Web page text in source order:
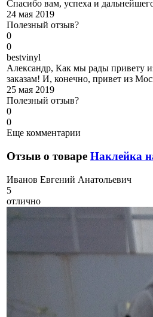
Спасибо вам, успеха и
24 мая 2019
Полезный отзыв?
0
0
bestvinyl
Александр, Как мы рады привету
заказам! И, конечно, привет из
25 мая 2019
Полезный отзыв?
0
0
Еще комментарии
Отзыв о товаре Наклейка
Иванов Евгений Анатольевич
5
отлично